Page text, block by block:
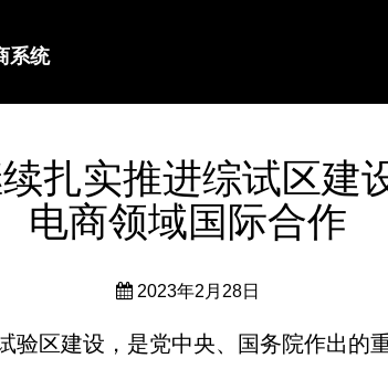
系统
扎实推进综试区建
电商领域国际合作
2023年2月28日
验区建设，是党中央、国务院作出的